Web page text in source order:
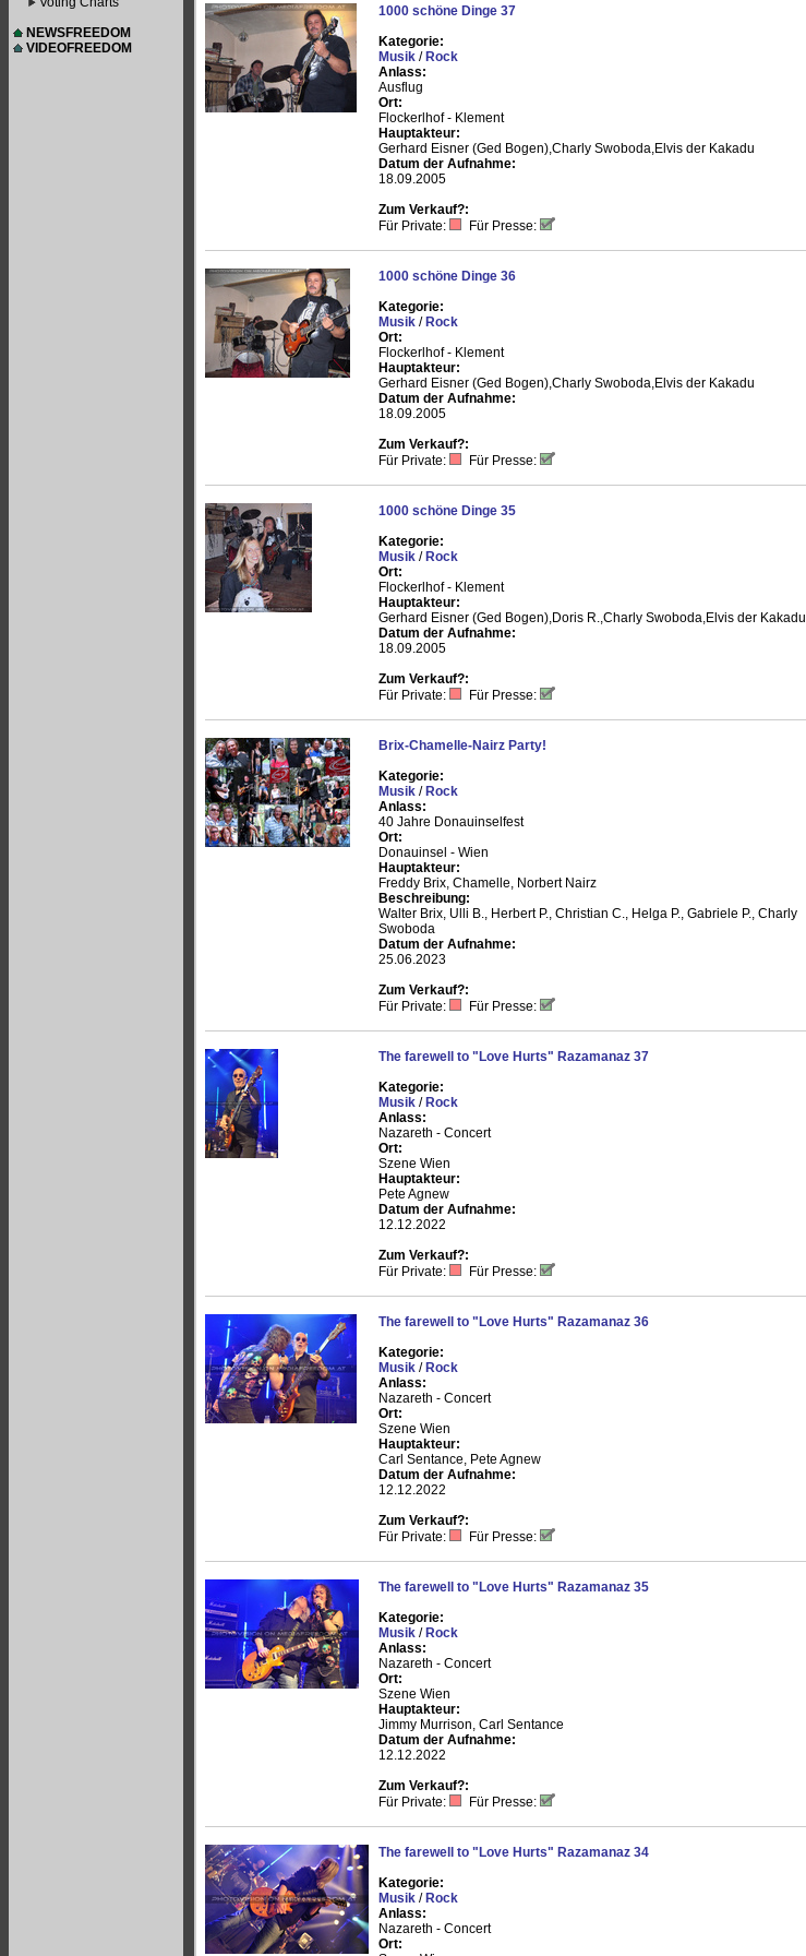
NEWSFREEDOM
VIDEOFREEDOM
1000 schöne Dinge 37
Kategorie:
Musik / Rock
Anlass:
Ausflug
Ort:
Flockerlhof - Klement
Hauptakteur:
Gerhard Eisner (Ged Bogen),Charly Swoboda,Elvis der Kakadu
Datum der Aufnahme:
18.09.2005
Zum Verkauf?:
Für Private:
Für Presse:
1000 schöne Dinge 36
Kategorie:
Musik / Rock
Ort:
Flockerlhof - Klement
Hauptakteur:
Gerhard Eisner (Ged Bogen),Charly Swoboda,Elvis der Kakadu
Datum der Aufnahme:
18.09.2005
Zum Verkauf?:
Für Private:
Für Presse:
1000 schöne Dinge 35
Kategorie:
Musik / Rock
Ort:
Flockerlhof - Klement
Hauptakteur:
Gerhard Eisner (Ged Bogen),Doris R.,Charly Swoboda,Elvis der Kakadu
Datum der Aufnahme:
18.09.2005
Zum Verkauf?:
Für Private:
Für Presse:
Brix-Chamelle-Nairz Party!
Kategorie:
Musik / Rock
Anlass:
40 Jahre Donauinselfest
Ort:
Donauinsel - Wien
Hauptakteur:
Freddy Brix, Chamelle, Norbert Nairz
Beschreibung:
Walter Brix, Ulli B., Herbert P., Christian C., Helga P., Gabriele P., Charly
Swoboda
Datum der Aufnahme:
25.06.2023
Zum Verkauf?:
Für Private:
Für Presse:
The farewell to "Love Hurts" Razamanaz 37
Kategorie:
Musik / Rock
Anlass:
Nazareth - Concert
Ort:
Szene Wien
Hauptakteur:
Pete Agnew
Datum der Aufnahme:
12.12.2022
Zum Verkauf?:
Für Private:
Für Presse:
The farewell to "Love Hurts" Razamanaz 36
Kategorie:
Musik / Rock
Anlass:
Nazareth - Concert
Ort:
Szene Wien
Hauptakteur:
Carl Sentance, Pete Agnew
Datum der Aufnahme:
12.12.2022
Zum Verkauf?:
Für Private:
Für Presse:
The farewell to "Love Hurts" Razamanaz 35
Kategorie:
Musik / Rock
Anlass:
Nazareth - Concert
Ort:
Szene Wien
Hauptakteur:
Jimmy Murrison, Carl Sentance
Datum der Aufnahme:
12.12.2022
Zum Verkauf?:
Für Private:
Für Presse:
The farewell to "Love Hurts" Razamanaz 34
Kategorie:
Musik / Rock
Anlass:
Nazareth - Concert
Ort: